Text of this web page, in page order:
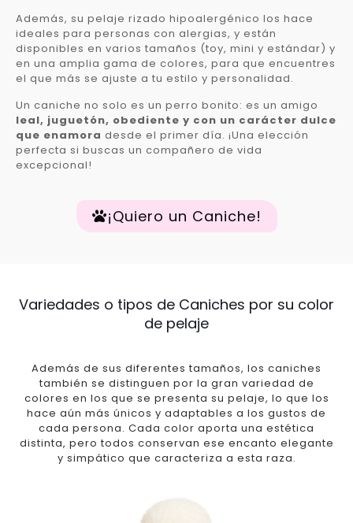
Además, su pelaje rizado hipoalergénico los hace
ideales para personas con alergias, y están
disponibles en varios tamaños (toy, mini y estándar) y
en una amplia gama de colores, para que encuentres
el que más se ajuste a tu estilo y personalidad.
Un caniche no solo es un perro bonito: es un amigo
leal, juguetón, obediente y con un carácter dulce
que enamora desde el primer día. ¡Una elección
perfecta si buscas un compañero de vida
excepcional!
¡Quiero un Caniche!
Variedades o tipos de Caniches por su color
de pelaje
Además de sus diferentes tamaños, los caniches
también se distinguen por la gran variedad de
colores en los que se presenta su pelaje, lo que los
hace aún más únicos y adaptables a los gustos de
cada persona. Cada color aporta una estética
distinta, pero todos conservan ese encanto elegante
y simpático que caracteriza a esta raza.